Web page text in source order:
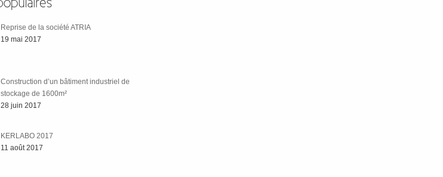
Reprise de la société ATRIA
19 mai 2017
Construction d’un bâtiment industriel de
stockage de 1600m²
28 juin 2017
KERLABO 2017
11 août 2017